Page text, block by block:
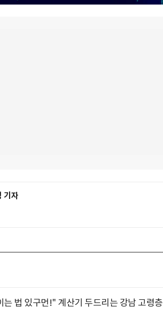
기자
는 법 있구먼!" 계산기 두드리는 강남 고령층